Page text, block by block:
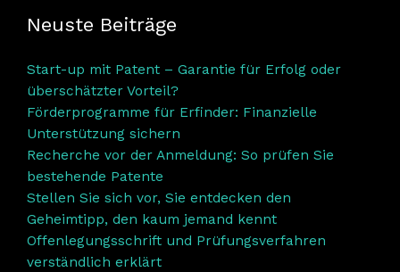
Neuste Beiträge
Start-up mit Patent – Garantie für Erfolg oder
überschätzter Vorteil?
Förderprogramme für Erfinder: Finanzielle
Unterstützung sichern
Recherche vor der Anmeldung: So prüfen Sie
bestehende Patente
Stellen Sie sich vor, Sie entdecken den
Geheimtipp, den kaum jemand kennt
Offenlegungsschrift und Prüfungsverfahren
verständlich erklärt